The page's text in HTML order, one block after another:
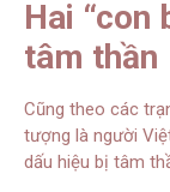
Hai “con
tâm thần
Cũng theo các
tượng là người
dấu hiệu bị tâm